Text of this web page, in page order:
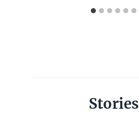
Stories